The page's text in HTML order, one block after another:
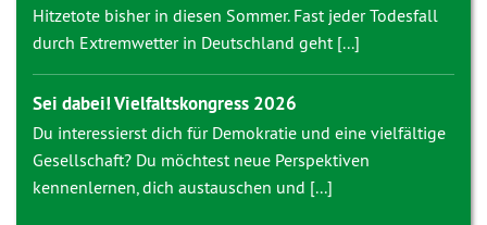
Hitzetote bisher in diesen Sommer. Fast jeder Todesfall
durch Extremwetter in Deutschland geht [...]
Sei dabei! Vielfaltskongress 2026
Du interessierst dich für Demokratie und eine vielfältige
Gesellschaft? Du möchtest neue Perspektiven
kennenlernen, dich austauschen und [...]